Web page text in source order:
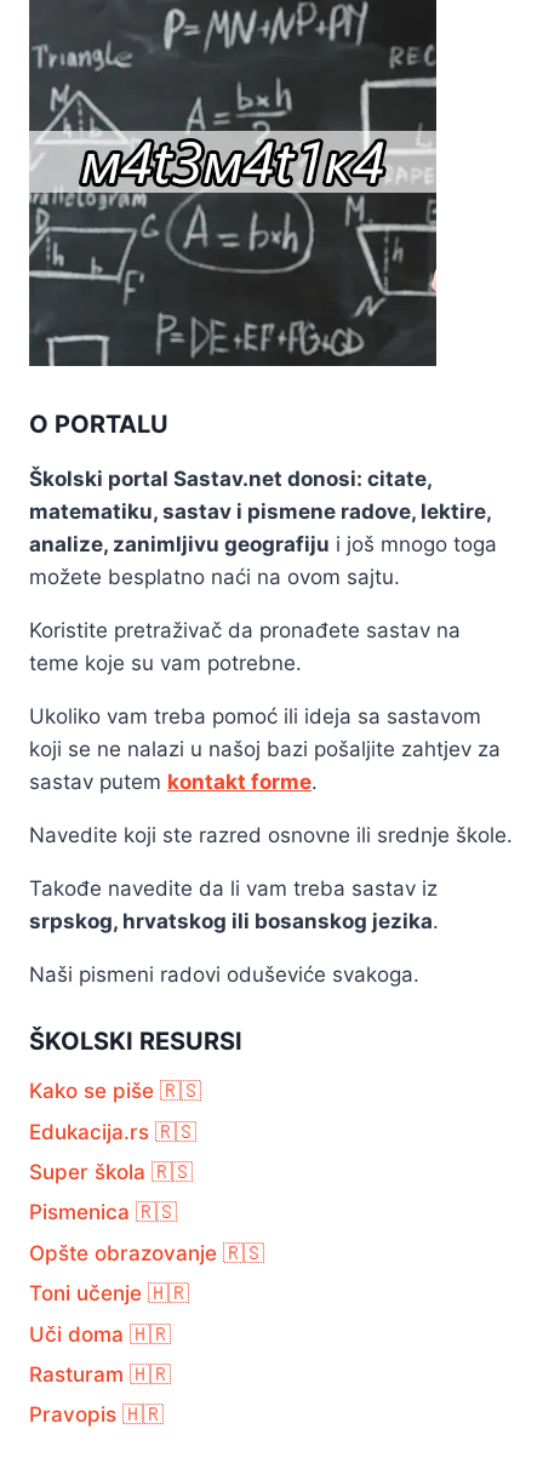
O PORTALU
Školski portal Sastav.net donosi: citate,
matematiku, sastav i pismene radove, lektire,
analize, zanimljivu geografiju i još mnogo toga
možete besplatno naći na ovom sajtu.
Koristite pretraživač da pronađete sastav na
teme koje su vam potrebne.
Ukoliko vam treba pomoć ili ideja sa sastavom
koji se ne nalazi u našoj bazi pošaljite zahtjev za
sastav putem kontakt forme.
Navedite koji ste razred osnovne ili srednje škole.
Takođe navedite da li vam treba sastav iz
srpskog, hrvatskog ili bosanskog jezika.
Naši pismeni radovi oduševiće svakoga.
ŠKOLSKI RESURSI
Kako se piše 🇷🇸
Edukacija.rs 🇷🇸
Super škola 🇷🇸
Pismenica 🇷🇸
Opšte obrazovanje 🇷🇸
Toni učenje 🇭🇷
Uči doma 🇭🇷
Rasturam 🇭🇷
Pravopis 🇭🇷